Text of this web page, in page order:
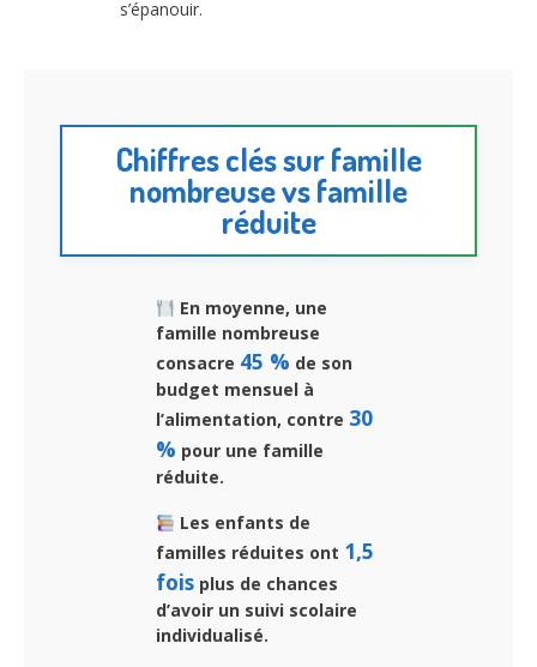
s’épanouir.
Chiffres clés sur famille
nombreuse vs famille
réduite
En moyenne, une
famille nombreuse
consacre 45 % de son
budget mensuel à
l’alimentation, contre 30
% pour une famille
réduite.
Les enfants de
familles réduites ont 1,5
fois plus de chances
d’avoir un suivi scolaire
individualisé.